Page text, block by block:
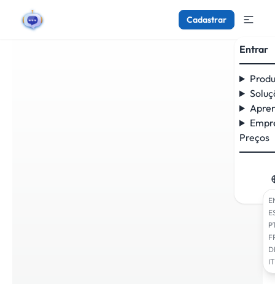
Cadastrar
Entrar
Preços
IT